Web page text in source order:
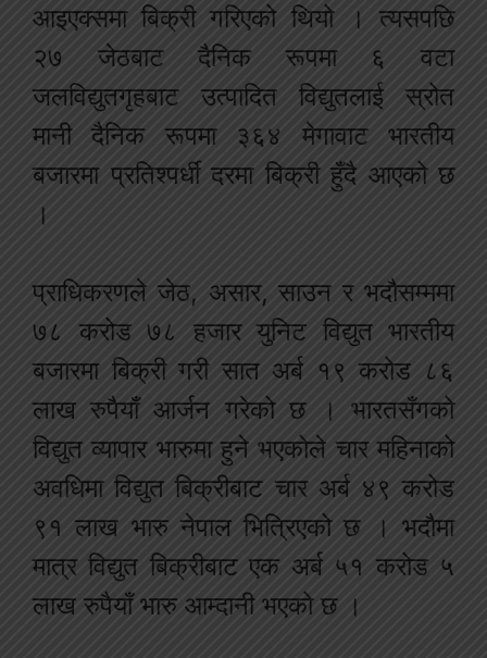
आइएक्समा बिक्री गरिएको थियो । त्यसपछि
२७ जेठबाट दैनिक रूपमा ६ वटा
जलविद्युतगृहबाट उत्पादित विद्युतलाई स्रोत
मानी दैनिक रूपमा ३६४ मेगावाट भारतीय
बजारमा प्रतिश्पर्धी दरमा बिक्री हुँदै आएको छ
।
प्राधिकरणले जेठ, असार, साउन र भदौसम्ममा
७८ करोड ७८ हजार युनिट विद्युत भारतीय
बजारमा बिक्री गरी सात अर्ब १९ करोड ८६
लाख रुपैयाँ आर्जन गरेको छ । भारतसँगको
विद्युत व्यापार भारुमा हुने भएकोले चार महिनाको
अवधिमा विद्युत बिक्रीबाट चार अर्ब ४९ करोड
९१ लाख भारु नेपाल भित्रिएको छ । भदौमा
मात्र विद्युत बिक्रीबाट एक अर्ब ५१ करोड ५
लाख रुपैयाँ भारु आम्दानी भएको छ ।